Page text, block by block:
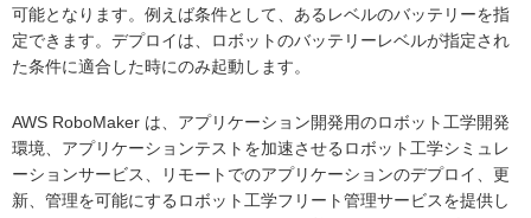
可能となります。例えば条件として、あるレベルのバッテリーを指
定できます。デプロイは、ロボットのバッテリーレベルが指定され
た条件に適合した時にのみ起動します。
AWS RoboMaker は、アプリケーション開発用のロボット工学開発
環境、アプリケーションテストを加速させるロボット工学シミュレ
ーションサービス、リモートでのアプリケーションのデプロイ、更
新、管理を可能にするロボット工学フリート管理サービスを提供し